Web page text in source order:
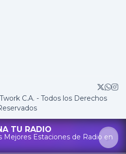
C.A. - Todos los Derechos
TU RADIO
Mejores Estaciones de Radio en